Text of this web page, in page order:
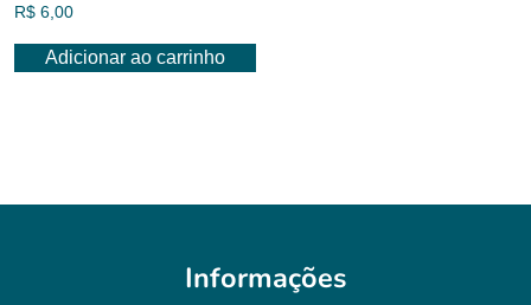
R$ 6,00
Adicionar ao carrinho
Informações